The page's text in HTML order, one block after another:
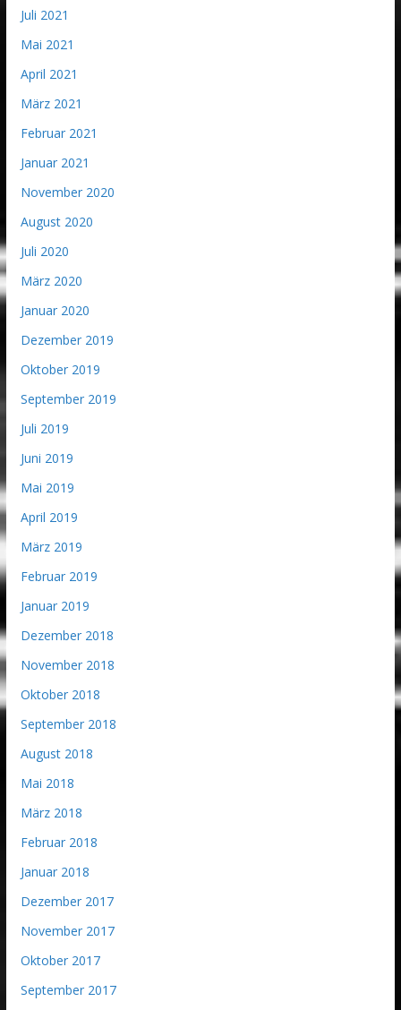
Juli 2021
Mai 2021
April 2021
März 2021
Februar 2021
Januar 2021
November 2020
August 2020
Juli 2020
März 2020
Januar 2020
Dezember 2019
Oktober 2019
September 2019
Juli 2019
Juni 2019
Mai 2019
April 2019
März 2019
Februar 2019
Januar 2019
Dezember 2018
November 2018
Oktober 2018
September 2018
August 2018
Mai 2018
März 2018
Februar 2018
Januar 2018
Dezember 2017
November 2017
Oktober 2017
September 2017